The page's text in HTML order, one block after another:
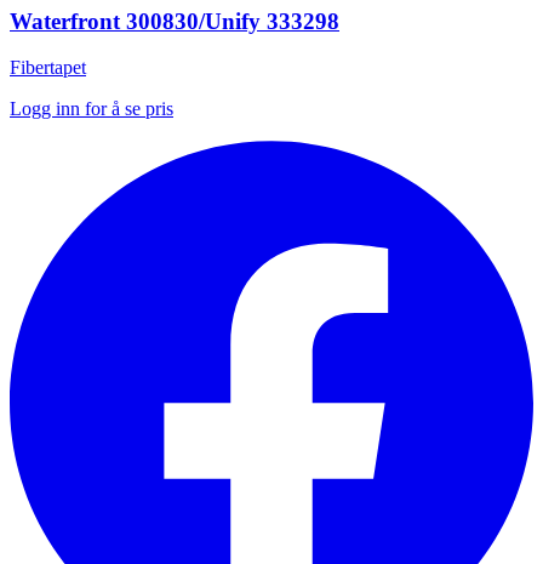
Waterfront 300830/Unify 333298
Fibertapet
Logg inn for å se pris